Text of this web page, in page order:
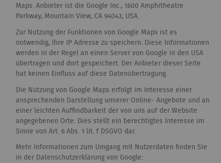
Maps. Anbieter ist die Google Inc., 1600 Amphitheatre
Parkway, Mountain View, CA 94043, USA.
Zur Nutzung der Funktionen von Google Maps ist es
notwendig, Ihre IP Adresse zu speichern. Diese Informationen
werden in der Regel an einen Server von Google in den USA
übertragen und dort gespeichert. Der Anbieter dieser Seite
hat keinen Einfluss auf diese Datenübertragung.
Die Nutzung von Google Maps erfolgt im Interesse einer
ansprechenden Darstellung unserer Online- Angebote und an
einer leichten Auffindbarkeit der von uns auf der Website
angegebenen Orte. Dies stellt ein berechtigtes Interesse im
Sinne von Art. 6 Abs. 1 lit. f DSGVO dar.
Mehr Informationen zum Umgang mit Nutzerdaten finden Sie
in der Datenschutzerklärung von Google: